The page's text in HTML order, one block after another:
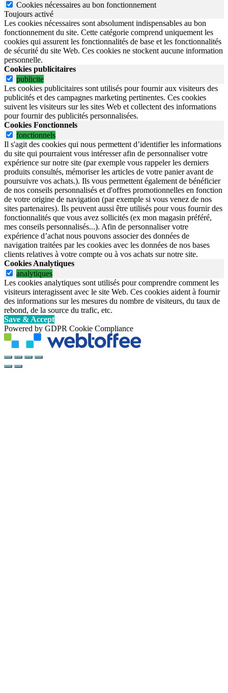
Cookies nécessaires au bon fonctionnement
Toujours activé
Les cookies nécessaires sont absolument indispensables au bon
fonctionnement du site. Cette catégorie comprend uniquement les
cookies qui assurent les fonctionnalités de base et les fonctionnalités
de sécurité du site Web. Ces cookies ne stockent aucune information
personnelle.
Cookies publicitaires
publicite
Les cookies publicitaires sont utilisés pour fournir aux visiteurs des
publicités et des campagnes marketing pertinentes. Ces cookies
suivent les visiteurs sur les sites Web et collectent des informations
pour fournir des publicités personnalisées.
Cookies Fonctionnels
fonctionnels
Il s'agit des cookies qui nous permettent d’identifier les informations
du site qui pourraient vous intéresser afin de personnaliser votre
expérience sur notre site (par exemple vous rappeler les derniers
produits consultés, mémoriser les articles de votre panier avant de
poursuivre vos achats.). Ils vous permettent également de bénéficier
de nos conseils personnalisés et d'offres promotionnelles en fonction
de votre origine de navigation (par exemple si vous venez de nos
sites partenaires). Ils peuvent aussi être utilisés pour vous fournir des
fonctionnalités que vous avez sollicités (ex mon magasin préféré,
mes conseils personnalisés...). Afin de personnaliser votre
expérience d’achat nous pouvons associer des données de
navigation traitées par les cookies avec les données de nos bases
clients relatives à votre compte ou à vos achats sur notre site.
Cookies Analytiques
analytiques
Les cookies analytiques sont utilisés pour comprendre comment les
visiteurs interagissent avec le site Web. Ces cookies aident à fournir
des informations sur les mesures du nombre de visiteurs, du taux de
rebond, de la source du trafic, etc.
Save & Accept
Powered by GDPR Cookie Compliance